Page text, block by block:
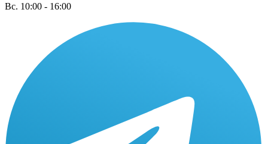
Вс. 10:00 - 16:00